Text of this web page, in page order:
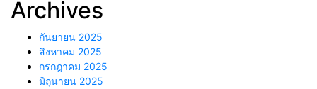
Archives
กันยายน 2025
สิงหาคม 2025
กรกฎาคม 2025
มิถุนายน 2025